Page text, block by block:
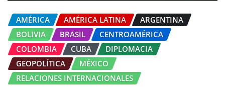
AMÉRICA AMÉRICA LATINA
ARGENTINA
BOLIVIA
BRASIL
CENTROAMÉRICA
COLOMBIA
CUBA
DIPLOMACIA
GEOPOLÍTICA
MÉXICO
RELACIONES INTERNACIONALES